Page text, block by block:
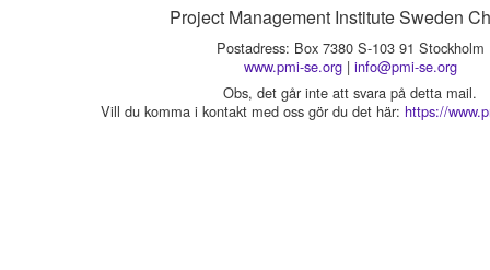
Project Management Institute Sweden
Postadress: Box 7380 S-103 91 Stockholm
www.pmi-se.org| info@pmi-se.org
Obs, det går inte att svara på detta mail.
Vill du komma i kontakt med oss gör du det här: https://